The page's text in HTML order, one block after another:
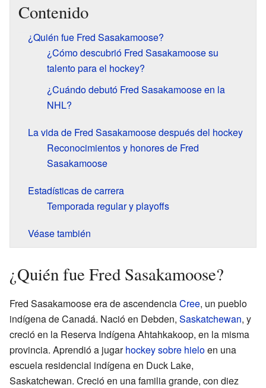
Contenido
¿Quién fue Fred Sasakamoose?
¿Cómo descubrió Fred Sasakamoose su
talento para el hockey?
¿Cuándo debutó Fred Sasakamoose en la
NHL?
La vida de Fred Sasakamoose después del hockey
Reconocimientos y honores de Fred
Sasakamoose
Estadísticas de carrera
Temporada regular y playoffs
Véase también
¿Quién fue Fred Sasakamoose?
Fred Sasakamoose era de ascendenciaCree, un pueblo
indígena de Canadá. Nació en Debden, Saskatchewan, y
creció en la Reserva Indígena Ahtahkakoop, en la misma
provincia. Aprendió a jugarhockey sobre hieloen una
escuela residencial indígena en Duck Lake,
Saskatchewan. Creció en una familia grande, con diez